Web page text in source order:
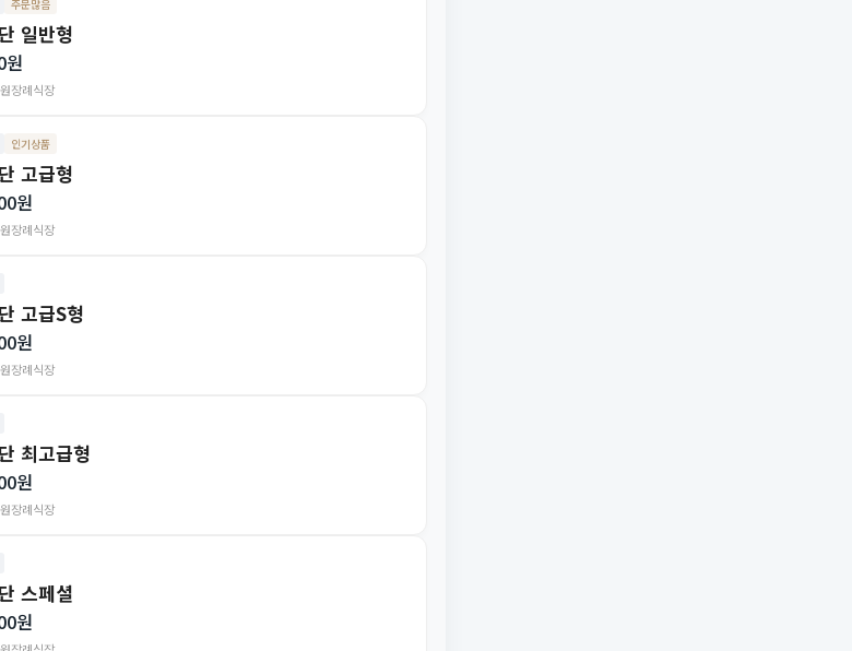
주문많음
일반형
원
장례식장
인기상품
고급형
원
장례식장
고급S형
원
장례식장
최고급형
원
장례식장
스페셜
원